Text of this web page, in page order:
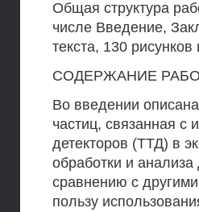
Общая структура
числе Введение,
текста, 130
СОДЕРЖАНИЕ
Во введении
частиц, связанная с
детекторов (ТТД) в
обработки и
сравнению с
пользу